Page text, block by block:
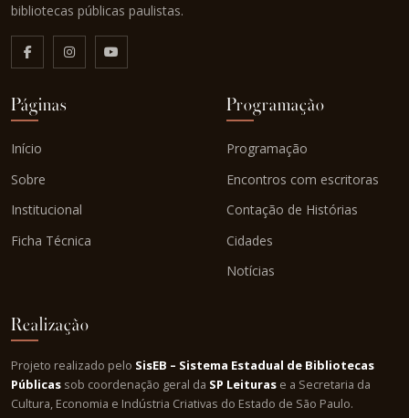
bibliotecas públicas paulistas.
Páginas
Início
Sobre
Institucional
Ficha Técnica
Programação
Programação
Encontros com escritoras
Contação de Histórias
Cidades
Notícias
Realização
Projeto realizado pelo SisEB – Sistema Estadual de Bibliotecas
Públicas sob coordenação geral da SP Leituras e a Secretaria da
Cultura, Economia e Indústria Criativas do Estado de São Paulo.